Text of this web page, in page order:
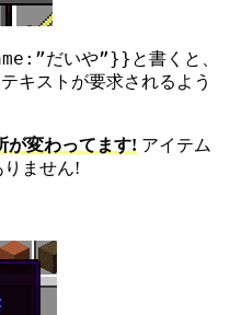
だいや”}} と書くと、
キストが要求されるよう
が変わってます! アイテム
ません!